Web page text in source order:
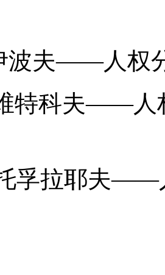
波夫――人权
特科夫――人
孚拉耶夫――